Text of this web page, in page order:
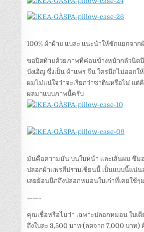
100% ผ้าฝ้าย แบละ แนะนำให้ซักแยกจาก
ขอปิดท้ายด้วยภาพที่ค่อนข้างหน้ากลัวนิด
บังเอิญ ซึ่งเป็น ผ้าแพร จีน ใครนึกไม่ออกใ
ผมไม่แน่ใจว่าจะเรียกว่าซาตินหรือไม่ แต่
ผลมาแบบภาพนี้ครับ
มันคือความมัน บนใบหน้า และเส้นผม ซึม
ปลอกผ้าแพรสีปราบเซียนนี้ เป็นแบบนี้แน่น
เลยย้อนนึกถึงปลอกหมอนใบเก่าที่เคยใช้
——-
คุณเชื่อหรือไม่ว่า เฉพาะปลอกหมอน ใบเ
ถึงใบละ 3,500 บาท (ลดจาก 7,000 บาท